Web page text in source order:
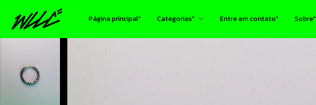
Página principal" Categorias" Entre em contato" Sobre"